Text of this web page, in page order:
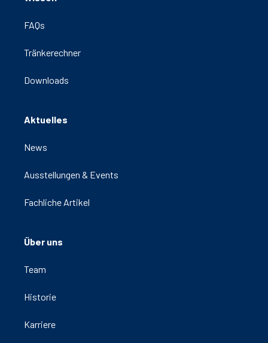
kann ergänzend
FAQs
Tränkerechner
Downloads
Aktuelles
News
Ausstellungen & Events
Fachliche Artikel
Über uns
Team
Historie
Karriere